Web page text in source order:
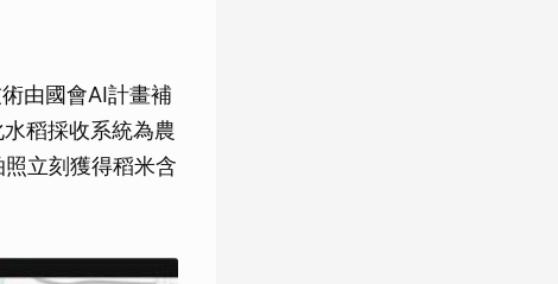
由國會AI計畫補
稻採收系統為農
立刻獲得稻米含